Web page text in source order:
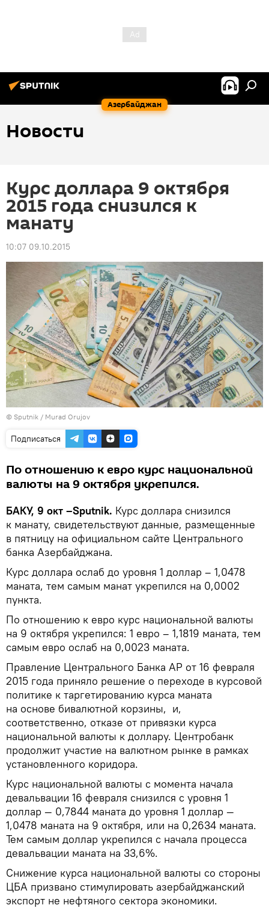
Азербайджан
Новости
Курс доллара 9 октября
2015 года снизился к
манату
10:07 09.10.2015
© Sputnik / Murad Orujov
Подписаться
По отношению к евро курс национальной
валюты на 9 октября укрепился.
БАКУ, 9 окт –Sputnik. Курс доллара снизился
к манату, свидетельствуют данные, размещенные
в пятницу на официальном сайте Центрального
банка Азербайджана.
Курс доллара ослаб до уровня 1 доллар – 1,0478
маната, тем самым манат укрепился на 0,0002
пункта.
По отношению к евро курс национальной валюты
на 9 октября укрепился: 1 евро – 1,1819 маната, тем
самым евро ослаб на 0,0023 маната.
Правление Центрального Банка АР от 16 февраля
2015 года приняло решение о переходе в курсовой
политике к таргетированию курса маната
на основе бивалютной корзины, и,
соответственно, отказе от привязки курса
национальной валюты к доллару. Центробанк
продолжит участие на валютном рынке в рамках
установленного коридора.
Курс национальной валюты с момента начала
девальвации 16 февраля снизился с уровня 1
доллар — 0,7844 маната до уровня 1 доллар —
1,0478 маната на 9 октября, или на 0,2634 маната.
Тем самым доллар укрепился с начала процесса
девальвации маната на 33,6%.
Снижение курса национальной валюты со стороны
ЦБА призвано стимулировать азербайджанский
экспорт не нефтяного сектора экономики.